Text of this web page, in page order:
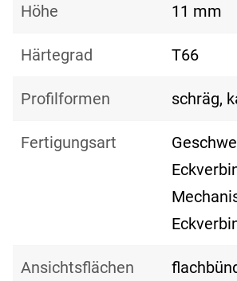
Höhe 11 mm
Härtegrad T66
Profilformen schräg,
Fertigungsart
Ansichtsflächen